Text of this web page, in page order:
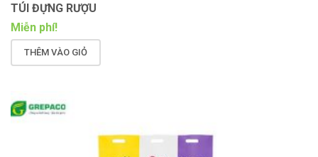
TÚI ĐỰNG RƯỢU
Miễn phí!
THÊM VÀO GIỎ